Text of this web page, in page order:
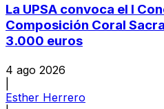
La UPSA convoca el I
Composición Coral
3.000 euros
4 ago 2026
Esther Herrero